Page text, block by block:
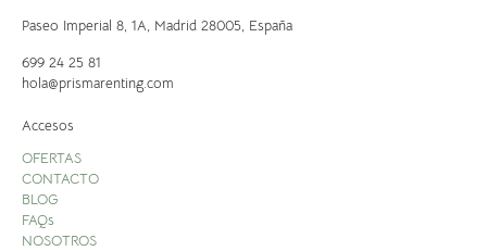
Paseo Imperial 8, 1A, Madrid 28005, España
699 24 25 81
hola@prismarenting.com
Accesos
OFERTAS
CONTACTO
BLOG
FAQs
NOSOTROS